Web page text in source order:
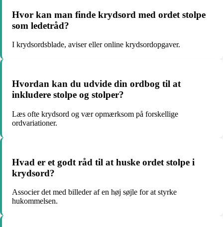
Hvor kan man finde krydsord med ordet stolpe
som ledetråd?
I krydsordsblade, aviser eller online krydsordopgaver.
Hvordan kan du udvide din ordbog til at
inkludere stolpe og stolper?
Læs ofte krydsord og vær opmærksom på forskellige
ordvariationer.
Hvad er et godt råd til at huske ordet stolpe i
krydsord?
Associer det med billeder af en høj søjle for at styrke
hukommelsen.